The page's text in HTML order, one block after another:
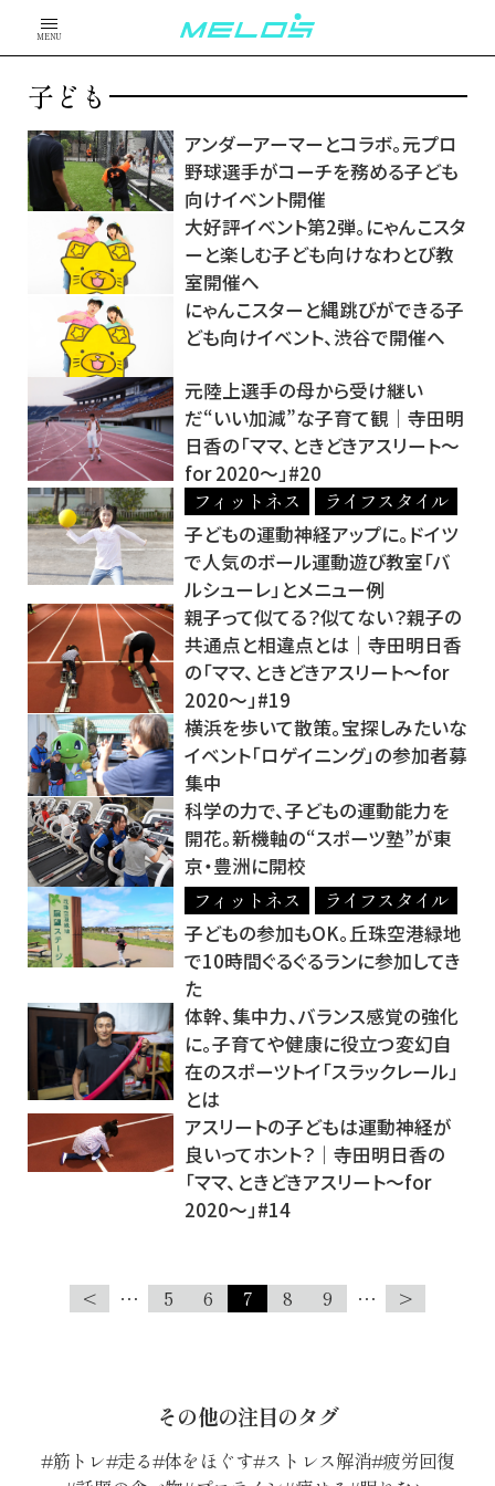
MENU
子ども
アンダーアーマーとコラボ。元プロ
野球選手がコーチを務める子ども
向けイベント開催
大好評イベント第2弾。にゃんこスタ
ーと楽しむ子ども向けなわとび教
室開催へ
にゃんこスターと縄跳びができる子
ども向けイベント、渋谷で開催へ
元陸上選手の母から受け継い
だ“いい加減”な子育て観│寺田明
日香の「ママ、ときどきアスリート～
for 2020～」#20
フィットネス
ライフスタイル
子どもの運動神経アップに。ドイツ
で人気のボール運動遊び教室「バ
ルシューレ」とメニュー例
親子って似てる？似てない？親子の
共通点と相違点とは│寺田明日香
の「ママ、ときどきアスリート～for
2020～」#19
横浜を歩いて散策。宝探しみたいな
イベント「ロゲイニング」の参加者募
集中
科学の力で、子どもの運動能力を
開花。新機軸の“スポーツ塾”が東
京・豊洲に開校
フィットネス
ライフスタイル
子どもの参加もOK。丘珠空港緑地
で10時間ぐるぐるランに参加してき
た
体幹、集中力、バランス感覚の強化
に。子育てや健康に役立つ変幻自
在のスポーツトイ「スラックレール」
とは
アスリートの子どもは運動神経が
良いってホント？│寺田明日香の
「ママ、ときどきアスリート～for
2020～」#14
< … 5 6 7 8 9 … >
その他の注目のタグ
筋トレ 走る 体をほぐす ストレス解消 疲労回復